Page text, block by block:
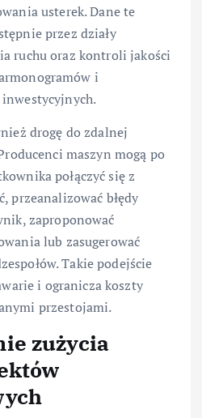
usterek. Dane te
przez działy
ruchu oraz kontroli jakości
i
drogę do zdalnej
maszyn mogą po
połączyć się z
przeanalizować błędy
zaproponować
lub zasugerować
Takie podejście
i ogranicza koszty
przestojami.
zużycia